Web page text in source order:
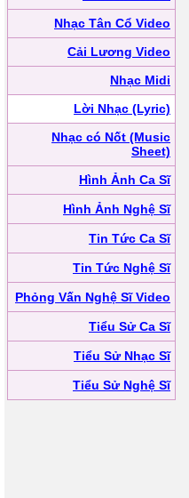
Nhạc Tân Cổ Video
Cải Lương Video
Nhạc Midi
Lời Nhạc (Lyric)
Nhạc có Nốt (Music
Sheet)
Hình Ảnh Ca Sĩ
Hình Ảnh Nghệ Sĩ
Tin Tức Ca Sĩ
Tin Tức Nghệ Sĩ
Phỏng Vấn Nghệ Sĩ Video
Tiểu Sử Ca Sĩ
Tiểu Sử Nhạc Sĩ
Tiểu Sử Nghệ Sĩ